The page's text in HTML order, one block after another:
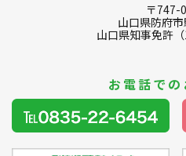
〒747-
山口県防府
山口県知事免許
お電話で